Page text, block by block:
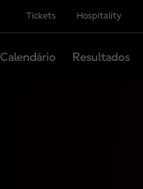
Tickets Hospitality
Calendário Resultados